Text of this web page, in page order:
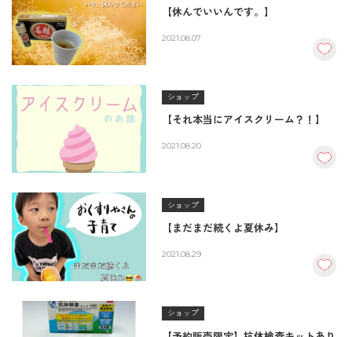
【休んでいいんです。】
2021.08.07
ショップ
【それ本当にアイスクリーム？！】
2021.08.20
ショップ
【まだまだ続くよ夏休み】
2021.08.29
ショップ